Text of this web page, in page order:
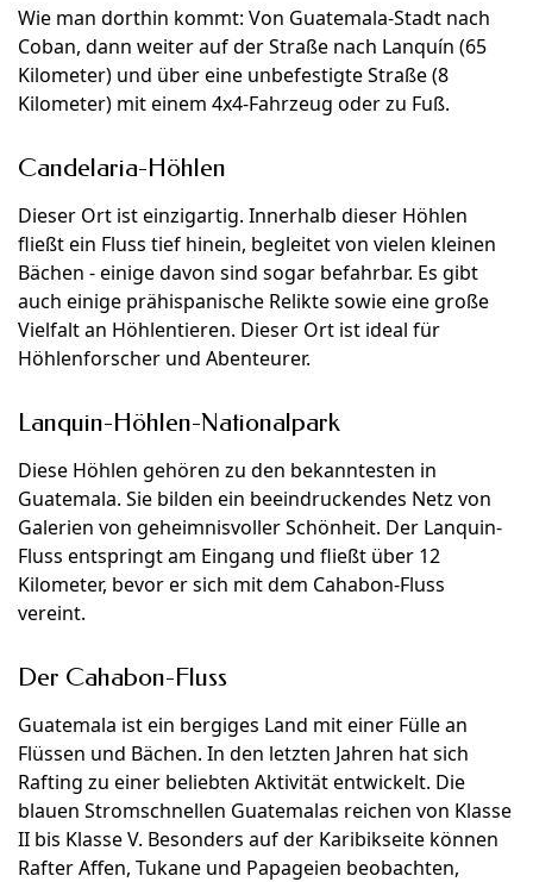
Wie man dorthin kommt: Von Guatemala-Stadt nach
Coban, dann weiter auf der Straße nach Lanquín (65
Kilometer) und über eine unbefestigte Straße (8
Kilometer) mit einem 4x4-Fahrzeug oder zu Fuß.
Candelaria-Höhlen
Dieser Ort ist einzigartig. Innerhalb dieser Höhlen
fließt ein Fluss tief hinein, begleitet von vielen kleinen
Bächen - einige davon sind sogar befahrbar. Es gibt
auch einige prähispanische Relikte sowie eine große
Vielfalt an Höhlentieren. Dieser Ort ist ideal für
Höhlenforscher und Abenteurer.
Lanquin-Höhlen-Nationalpark
Diese Höhlen gehören zu den bekanntesten in
Guatemala. Sie bilden ein beeindruckendes Netz von
Galerien von geheimnisvoller Schönheit. Der Lanquin-
Fluss entspringt am Eingang und fließt über 12
Kilometer, bevor er sich mit dem Cahabon-Fluss
vereint.
Der Cahabon-Fluss
Guatemala ist ein bergiges Land mit einer Fülle an
Flüssen und Bächen. In den letzten Jahren hat sich
Rafting zu einer beliebten Aktivität entwickelt. Die
blauen Stromschnellen Guatemalas reichen von Klasse
II bis Klasse V. Besonders auf der Karibikseite können
Rafter Affen, Tukane und Papageien beobachten,